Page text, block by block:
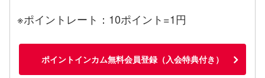
※ポイントレート：10ポイント=1円
ポイントインカム無料会員登録（入会特典付き）